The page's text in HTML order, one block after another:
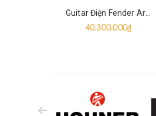
Guitar Điện Fender Artist Ritchie Blackmore Stratocaster SSS
40.300.000₫